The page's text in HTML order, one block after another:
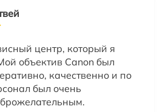
центр, который я
объектив Canon был
качественно и по
был очень